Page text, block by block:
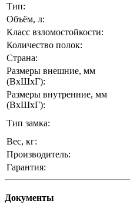
Тип:
Объём, л:
Класс взломостойкости:
Количество полок:
Страна:
Размеры внешние, мм
(ВхШхГ):
Размеры внутренние, мм
(ВхШхГ):
Тип замка:
Вес, кг:
Производитель:
Гарантия:
Документы